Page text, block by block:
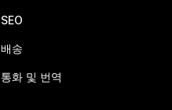
SEO
배송
통화 및 번역